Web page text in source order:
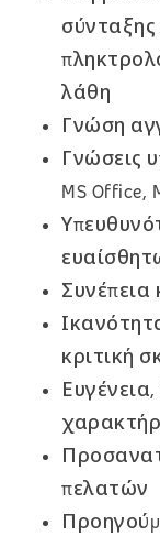
σύνταξης
λάθη
Γνώση
Γνώσεις
MS Office,
Συνέπεια
κριτική
πελατών